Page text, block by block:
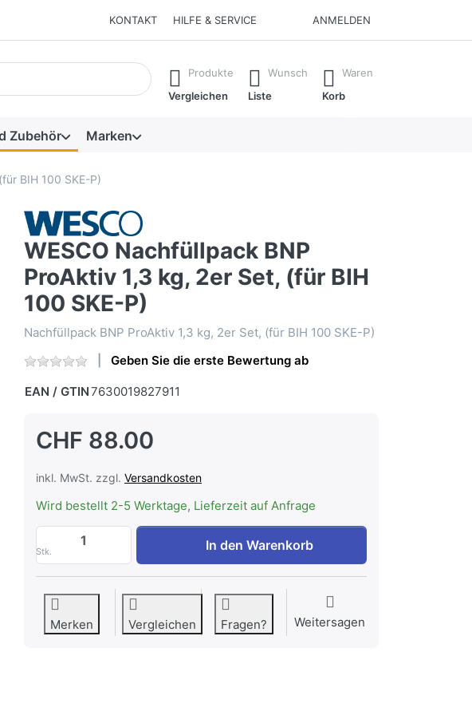
KONTAKT HILFE & SERVICE ANMELDEN
automatisch erste Ergebnisse. Drücken Sie die Eingabetaste, um alle
Produkte
Vergleichen
Wunsch
Liste
Waren
Korb
Zubehör Marken
BIH 100 SKE-P)
WESCO Nachfüllpack BNP
ProAktiv 1,3 kg, 2er Set, (für BIH
100 SKE-P)
Nachfüllpack BNP ProAktiv 1,3 kg, 2er Set, (für BIH 100 SKE-P)
Geben Sie die erste Bewertung ab
EAN / GTIN7630019827911
CHF 88.00
inkl. MwSt. zzgl. Versandkosten
Wird bestellt 2-5 Werktage, Lieferzeit auf Anfrage
Stk.
WESCO Nachfüllpack BNP ProAktiv 1,3 kg, 2er Set, (für
In den Warenkorb
Merken Vergleichen Fragen? Weitersagen